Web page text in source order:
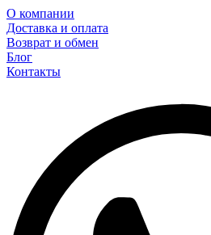
О компании
Доставка и оплата
Возврат и обмен
Блог
Контакты